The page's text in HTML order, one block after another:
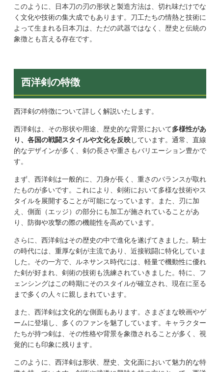
このように、日本刀の刃の形状と製造方法は、切れ味だけでな
く文化や技術の集大成でもあります。刀工たちの情熱と技術に
よって生まれる日本刀は、ただの武器ではなく、歴史と伝統の
象徴とも言える存在です。
西洋剣の特徴
西洋剣の特徴について詳しく解説いたします。
西洋剣は、その形状や用途、歴史的な背景において多様性があ
り、各国の戦闘スタイルや文化を反映しています。通常、直線
的なデザインが多く、剣の長さや重さもバリエーション豊かで
す。
まず、西洋剣は一般的に、刀身が長く、重さのバランスが取れ
たものが多いです。これにより、剣術において多様な技術やス
タイルを展開することが可能になっています。また、刃に加
え、側面（エッジ）の部分にも加工が施されていることがあ
り、防御や攻撃の際の機能性を高めています。
さらに、西洋剣はその歴史の中で進化を遂げてきました。騎士
の時代には、重厚な剣が主流であり、近接戦闘に特化していま
した。その一方で、ルネサンス時代には、軽量で機動性に優れ
た剣が好まれ、剣術の技術も洗練されていきました。特に、フ
ェンシングはこの時期にそのスタイルが確立され、現在に至る
まで多くの人々に親しまれています。
また、西洋剣は文化的な側面もあります。さまざまな映画やゲ
ームに登場し、多くのファンを魅了しています。キャラクター
たちが持つ剣は、その性格や背景を象徴されることが多く、視
覚的にも印象に残ります。
このように、西洋剣は形状、歴史、文化面において魅力的な特